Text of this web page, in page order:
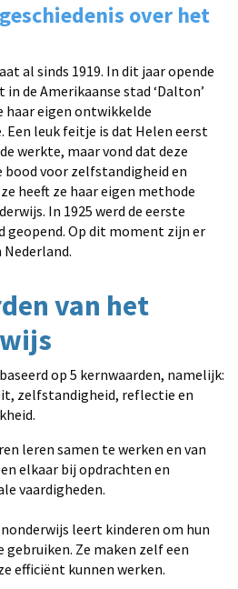
over het
al sinds 1919. In dit jaar opende
de Amerikaanse stad ‘Dalton’
haar eigen ontwikkelde
leuk feitje is dat Helen eerst
werkte, maar vond dat deze
voor zelfstandigheid en
heeft ze haar eigen methode
In 1925 werd de eerste
geopend. Op dit moment zijn er
van het
op 5 kernwaarden, namelijk:
zelfstandigheid, reflectie en
leren samen te werken en van
elkaar bij opdrachten en
vaardigheden.
leert kinderen om hun
Ze maken zelf een
efficiënt kunnen werken.